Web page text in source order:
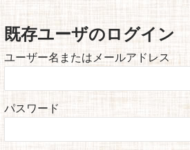
既存ユーザのログイン
ユーザー名またはメールアドレス
パスワード